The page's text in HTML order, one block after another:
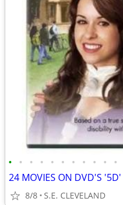
• • • • • • • • • • •
24 MOVIES ON DVD'S '5D'
8/8 S.E. CLEVELAND